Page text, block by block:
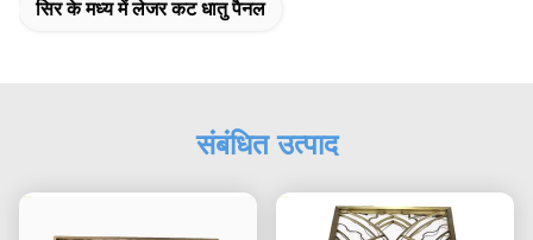
सिर के मध्य में लेजर कट धातु पैनल
संबंधित उत्पाद